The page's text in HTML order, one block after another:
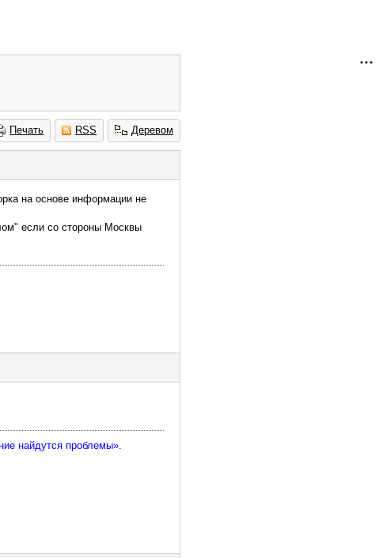
Печать RSS Деревом
на основе информации не
если со стороны Москвы
найдутся проблемы».